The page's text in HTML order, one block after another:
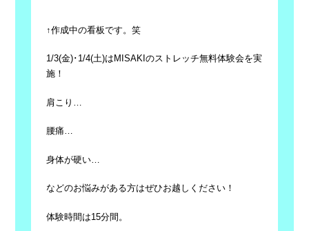
↑作成中の看板です。笑
1/3(金)･1/4(土)はMISAKIのストレッチ無料体験会を実
施！
肩こり…
腰痛…
身体が硬い…
などのお悩みがある方はぜひお越しください！
体験時間は15分間。